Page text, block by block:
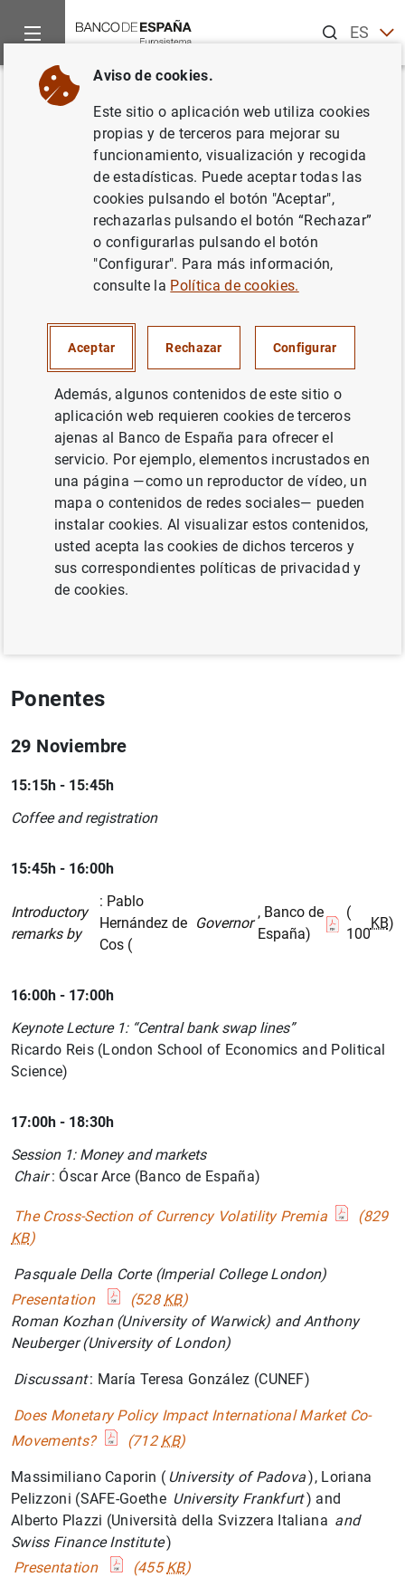
ESEN
Inicio Noticias y eventos
Volver
Risk, volatility and central
banks’ policies
El Banco de España organizará una conferencia conjunta
con la Central Bank Research Association (CEBRA) sobre
“Riesgo, volatilidad y políticas de los bancos centrales”,
el 29 y 30 de noviembre de 2018 en Madrid. El objetivo de
la conferencia es cubrir diversas cuestiones relacionadas
CEBRA eligieron este tema dada la creciente importancia
del riesgo y la volatilidad del mercado para la política
monetaria y la estabilidad financiera.
Información
29 Noviembre 2018 - 30 Noviembre 2018
Banco de España, Madrid
Call for papers BdE CEBRA Conference
Ponentes
29 Noviembre
15:15h - 15:45h
Coffee and registration
15:45h - 16:00h
Introductory
remarks by
: Pablo
Hernández de
Cos (
Governor
, Banco de
España)
(
100
KB)
16:00h - 17:00h
Keynote Lecture 1: “Central bank swap lines”
Ricardo Reis (London School of Economics and Political
Science)
17:00h - 18:30h
Session 1: Money and markets
Chair : Óscar Arce (Banco de España)
The Cross-Section of Currency Volatility Premia
(829
KB)
Pasquale Della Corte (Imperial College London)
Presentation
(528 KB)
Roman Kozhan (University of Warwick) and Anthony
Neuberger (University of London)
Discussant: María Teresa González (CUNEF)
Does Monetary Policy Impact International Market Co-
Movements?
(712 KB)
Massimiliano Caporin ( University of Padova), Loriana
Pelizzoni (SAFE-Goethe University Frankfurt) and
Alberto Plazzi (Università della Svizzera Italiana and
Swiss Finance Institute)
Presentation
(455KB)
Aviso de cookies.
Este sitio o aplicación web utiliza cookies
propias y de terceros para mejorar su
funcionamiento, visualización y recogida
de estadísticas. Puede aceptar todas las
cookies pulsando el botón "Aceptar",
rechazarlas pulsando el botón “Rechazar”
o configurarlas pulsando el botón
"Configurar". Para más información,
consulte la Política de cookies.
Aceptar Rechazar Configurar
Además, algunos contenidos de este sitio o
aplicación web requieren cookies de terceros
ajenas al Banco de España para ofrecer el
servicio. Por ejemplo, elementos incrustados en
una página —como un reproductor de vídeo, un
mapa o contenidos de redes sociales— pueden
instalar cookies. Al visualizar estos contenidos,
usted acepta las cookies de dichos terceros y
sus correspondientes políticas de privacidad y
de cookies.